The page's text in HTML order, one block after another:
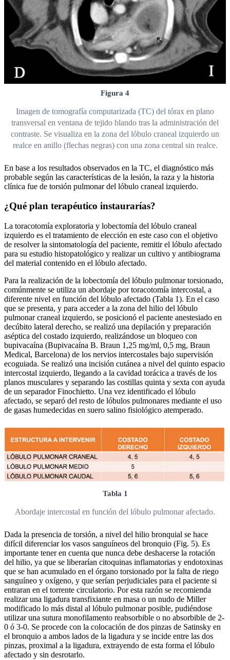
Figura 4
Imagen de tomografía computarizada (TC) del tórax en plano
transversal en ventana de tejido blando tras la administración del
contraste. Se visualiza en la zona del lóbulo craneal izquierdo un
realce en anillo (flechas negras) con una zona central sin realce.
En base a los resultados observados en la TC, el diagnóstico más
probable según las características de la lesión, la raza y la historia
clínica fue de torsión pulmonar del lóbulo craneal izquierdo.
¿Qué plan terapéutico instaurarías?
La toracotomía exploratoria y lobectomía del lóbulo craneal
izquierdo es el tratamiento de elección en este caso con el objetivo
de resolver la sintomatología del paciente, remitir el lóbulo afectado
para su estudio histopatológico y realizar un cultivo y antibiograma
del material contenido en el lóbulo afectado.
Para la realización de la lobectomía del lóbulo pulmonar torsionado,
comúnmente se utiliza un abordaje por toracotomía intercostal, a
diferente nivel en función del lóbulo afectado (Tabla 1). En el caso
que se presenta, y para acceder a la zona del hilio del lóbulo
pulmonar craneal izquierdo, se posicionó el paciente anestesiado en
decúbito lateral derecho, se realizó una depilación y preparación
aséptica del costado izquierdo, realizándose un bloqueo con
bupivacaína (Bupivacaína B. Braun 1,25 mg/ml, 0,5 mg, Braun
Medical, Barcelona) de los nervios intercostales bajo supervisión
ecoguiada. Se realizó una incisión cutánea a nivel del quinto espacio
intercostal izquierdo, llegando a la cavidad torácica a través de los
planos musculares y separando las costillas quinta y sexta con ayuda
de un separador Finochietto. Una vez identificado el lóbulo
afectado, se separó del resto de lóbulos pulmonares mediante el uso
de gasas humedecidas en suero salino fisiológico atemperado.
Tabla 1
Abordaje intercostal en función del lóbulo pulmonar afectado.
Dada la presencia de torsión, a nivel del hilio bronquial se hace
difícil diferenciar los vasos sanguíneos del bronquio (Fig. 5). Es
importante tener en cuenta que nunca debe deshacerse la rotación
del hilio, ya que se liberarían citoquinas inflamatorias y endotoxinas
que se han acumulado en el órgano torsionado por la falta de riego
sanguíneo y oxígeno, y que serían perjudiciales para el paciente si
entraran en el torrente circulatorio. Por esta razón se recomienda
realizar una ligadura transfixiante en masa o un nudo de Miller
modificado lo más distal al lóbulo pulmonar posible, pudiéndose
utilizar una sutura monofilamento reabsorbible o no absorbible de 2-
0 ó 3-0. Se procede con la colocación de dos pinzas de Satinsky en
el bronquio a ambos lados de la ligadura y se incide entre las dos
pinzas, proximal a la ligadura, extrayendo de esta forma el lóbulo
afectado y sin desrotarlo.